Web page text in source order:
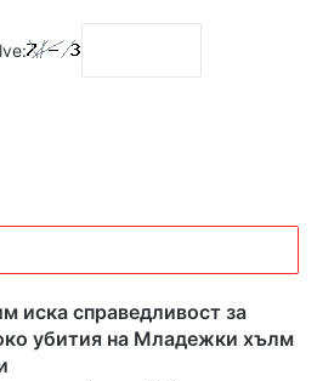
иска справедливост за
убития на Младежки хълм